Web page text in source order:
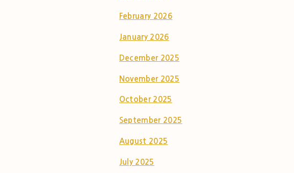
February 2026
January 2026
December 2025
November 2025
October 2025
September 2025
August 2025
July 2025